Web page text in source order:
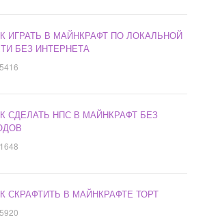
ИГРАТЬ В МАЙНКРАФТ ПО ЛОКАЛЬНОЙ
БЕЗ ИНТЕРНЕТА
СДЕЛАТЬ НПС В МАЙНКРАФТ БЕЗ
СКРАФТИТЬ В МАЙНКРАФТЕ ТОРТ